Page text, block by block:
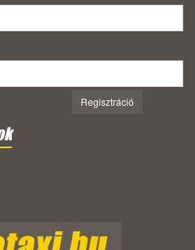
Regisztráció